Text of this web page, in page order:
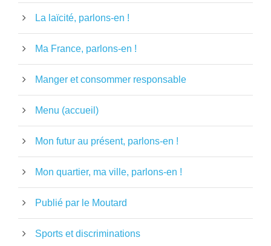
La laïcité, parlons-en !
Ma France, parlons-en !
Manger et consommer responsable
Menu (accueil)
Mon futur au présent, parlons-en !
Mon quartier, ma ville, parlons-en !
Publié par le Moutard
Sports et discriminations